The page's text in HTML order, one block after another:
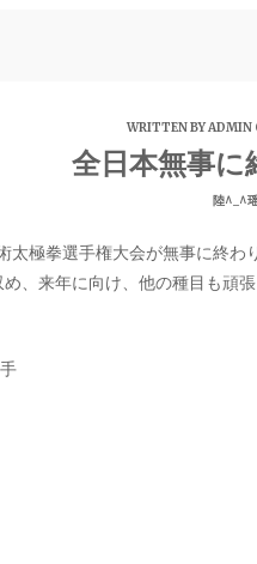
WRITTEN BYADMIN
全日本無事
陸^_^
太極拳選手権大会が無事に終
、来年に向け、他の種目も頑